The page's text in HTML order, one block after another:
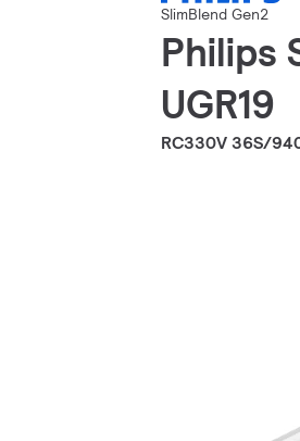
SlimBlend Gen2
Philips
UGR19
RC330V 36S/